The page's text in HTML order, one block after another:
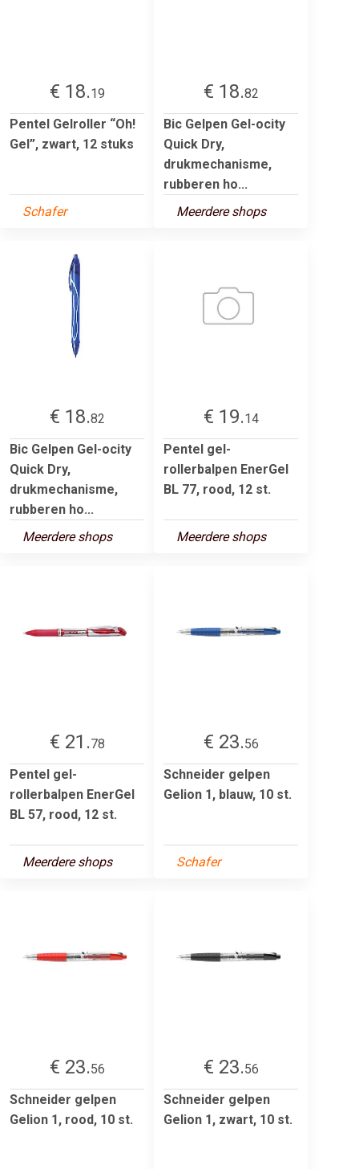
€ 18.19
Pentel Gelroller “Oh!
Gel”, zwart, 12 stuks
Schafer
€ 18.82
Bic Gelpen Gel-ocity
Quick Dry,
drukmechanisme,
rubberen ho...
Meerdere shops
€ 18.82
Bic Gelpen Gel-ocity
Quick Dry,
drukmechanisme,
rubberen ho...
Meerdere shops
€ 19.14
Pentel gel-
rollerbalpen EnerGel
BL 77, rood, 12 st.
Meerdere shops
€ 21.78
Pentel gel-
rollerbalpen EnerGel
BL 57, rood, 12 st.
Meerdere shops
€ 23.56
Schneider gelpen
Gelion 1, blauw, 10 st.
Schafer
€ 23.56
Schneider gelpen
Gelion 1, rood, 10 st.
€ 23.56
Schneider gelpen
Gelion 1, zwart, 10 st.